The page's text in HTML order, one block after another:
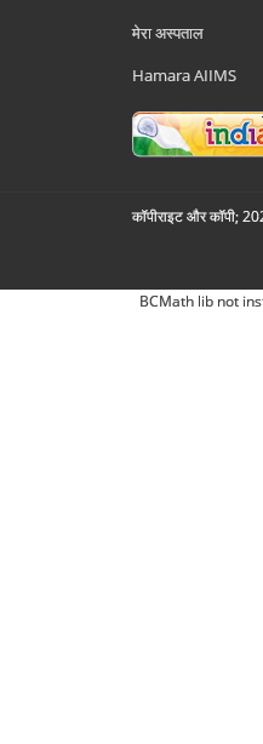
मेरा अस्पताल
Hamara AIIMS
कॉपीराइट और कॉपी;
BCMath lib not